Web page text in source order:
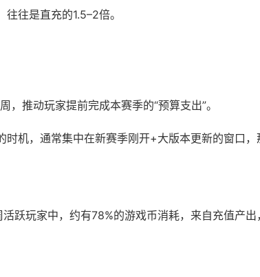
往是直充的1.5–2倍。
推动玩家提前完成本赛季的“预算支出”。
机，通常集中在新赛季刚开+大版本更新的窗口，
跃玩家中，约有78%的游戏币消耗，来自充值产出